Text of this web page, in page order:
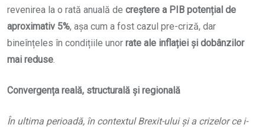
revenirea la o rată anuală de creștere a PIB potențial de
aproximativ 5%, așa cum a fost cazul pre-criză, dar
bineînțeles în condițiile unor rate ale inflației și dobânzilor
mai reduse.
Convergența reală, structurală și regională
În ultima perioadă, în contextulBrexit-ului și a crizelor ce i-